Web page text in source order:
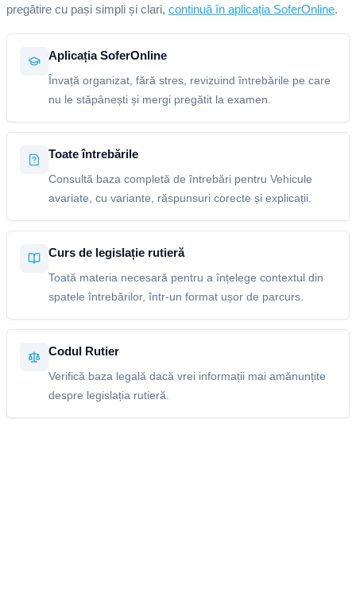
pregătire cu pași simpli și clari, continuă în aplicația SoferOnline.
Aplicația SoferOnline
Învață organizat, fără stres, revizuind întrebările pe care
nu le stăpânești și mergi pregătit la examen.
Toate întrebările
Consultă baza completă de întrebări pentru Vehicule
avariate, cu variante, răspunsuri corecte și explicații.
Curs de legislație rutieră
Toată materia necesară pentru a înțelege contextul din
spatele întrebărilor, într-un format ușor de parcurs.
Codul Rutier
Verifică baza legală dacă vrei informații mai amănunțite
despre legislația rutieră.